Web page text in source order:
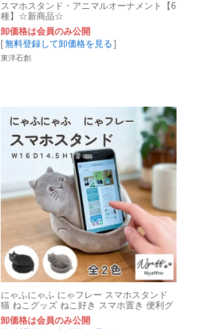
スマホスタンド・アニマルオーナメント【6
種】☆新商品☆
卸価格は会員のみ公開
[無料登録して卸価格を見る ]
東洋石創
にゃふにゃふ にゃフレー スマホスタンド
猫 ねこグッズ ねこ好き スマホ置き 便利グ
ッズ ギフト
卸価格は会員のみ公開